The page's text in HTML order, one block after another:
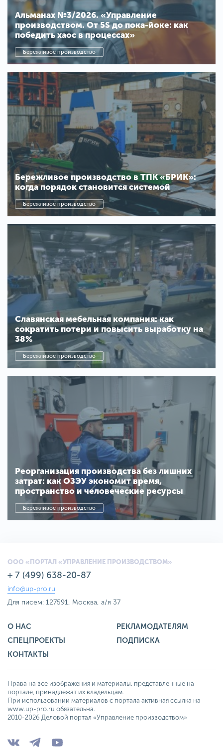
Альманах №3/2026. «Управление
производством. От 5S до пока-йоке: как
победить хаос в процессах»
Бережливое производство
Бережливое производство в ТПК «БРИК»:
когда порядок становится системой
Бережливое производство
Славянская мебельная компания: как
сократить потери и повысить выработку на
38%
Бережливое производство
Реорганизация производства без лишних
затрат: как ОЗЭУ экономит время,
пространство и человеческие ресурсы
Бережливое производство
ООО «ПОРТАЛ «УПРАВЛЕНИЕ ПРОИЗВОДСТВОМ»
+ 7 (499) 638-20-87
info@up-pro.ru
Для писем: 127591, Москва, а/я 37
О НАС
РЕКЛАМОДАТЕЛЯМ
СПЕЦПРОЕКТЫ
ПОДПИСКА
КОНТАКТЫ
Права на все изображения и материалы, представленные на
портале, принадлежат их владельцам.
При использовании материалов с портала активная ссылка на
www.up-pro.ru обязательна.
2010-2026 Деловой портал «Управление производством»